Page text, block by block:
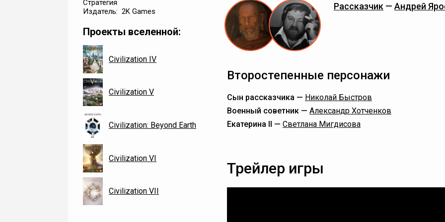
Стратегия
Издатель: 2K Games
Проекты вселенной:
Civilization IV
Civilization V
Civilization: Beyond Earth
Civilization VI
Civilization VII
Рассказчик — Андрей
Второстепенные персонажи
Сын рассказчика — Николай Быстров
Военный советник — Александр Хотченков
Екатерина II — Светлана Мигдисова
Трейлер игры